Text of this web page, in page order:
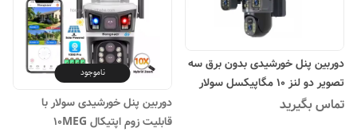
دوربین پنل خورشیدی بدون برق سه
تصویر دو لنز 10 مگاپیکسل سولار
تماس بگیرید
ناموجود
دوربین پنل خورشیدی سولار با
قابلیت زوم اپتیکال 10MEG